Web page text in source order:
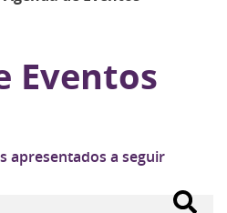
Eventos
apresentados a seguir